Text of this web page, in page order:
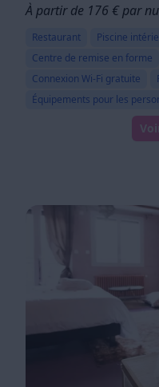
À partir de 176 € par
Restaurant Piscine
Centre de remise en forme
Connexion Wi-Fi gratuite
Équipements pour les